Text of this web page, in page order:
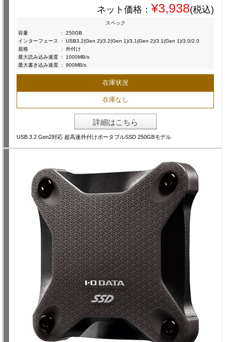
ネット価格： ¥3,938(税込)
スペック
容量
:
250GB
インターフェース
:
USB3.2(Gen 2)/3.2(Gen 1)/3.1(Gen 2)/3.1(Gen 1)/3.0/2.0
規格
:
外付け
最大読み込み速度 :
1000MB/s
最大書き込み速度 : 900MB/s
在庫状況
在庫なし
詳細はこちら
USB 3.2 Gen2対応 超高速外付けポータブルSSD 250GBモデル